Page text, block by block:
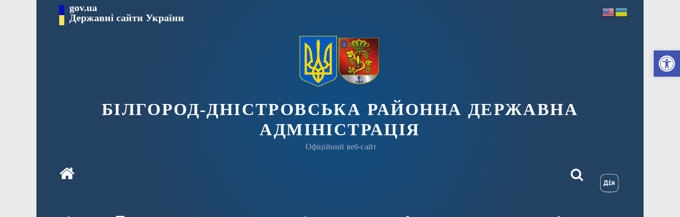
gov.ua
Державні сайти України
БІЛГОРОД-ДНІСТРОВСЬКА РАЙОННА ДЕРЖАВНА
АДМІНІСТРАЦІЯ
Офіційний веб-сайт